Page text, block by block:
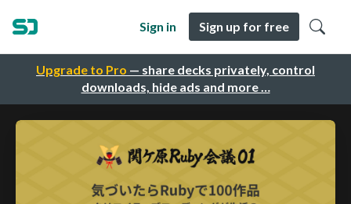
Upgrade to Pro — share decks privately, control
downloads, hide ads and more …
Sign in Sign up for free